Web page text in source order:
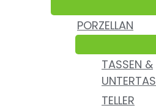
PORZELLAN
TASSEN &
TELLER